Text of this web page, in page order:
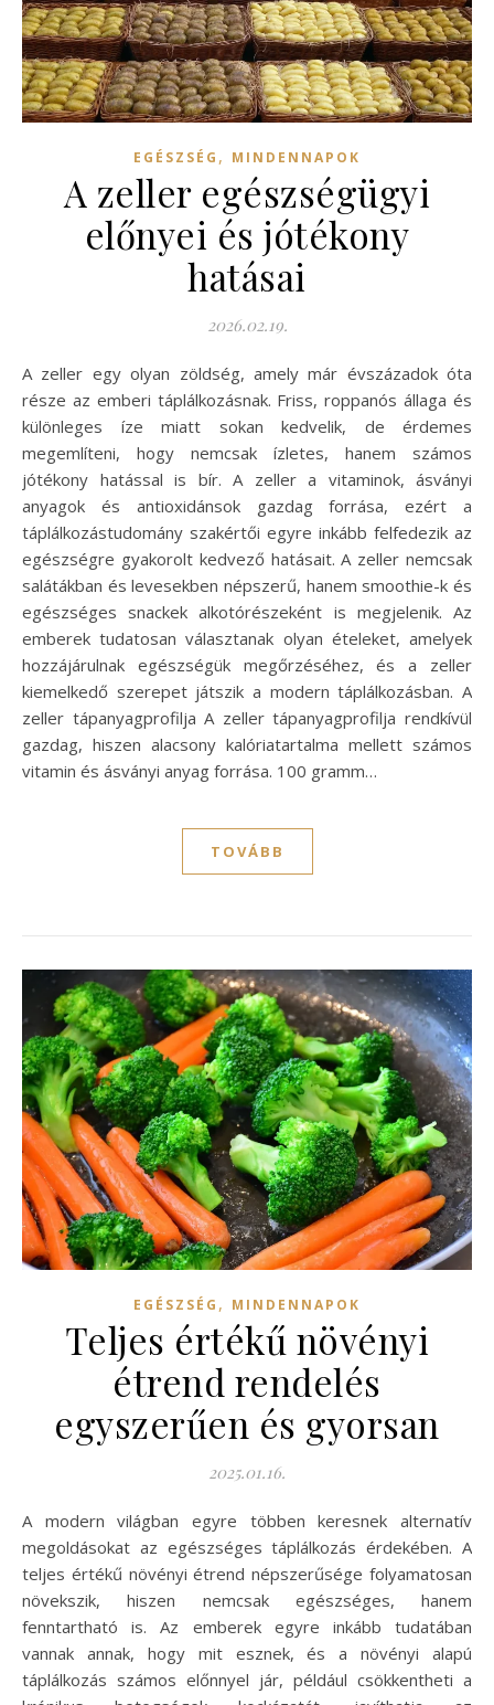
EGÉSZSÉG , MINDENNAPOK
A zeller egészségügyi
előnyei és jótékony
hatásai
2026.02.19.
A zeller egy olyan zöldség, amely már évszázadok óta
része az emberi táplálkozásnak. Friss, roppanós állaga és
különleges íze miatt sokan kedvelik, de érdemes
megemlíteni, hogy nemcsak ízletes, hanem számos
jótékony hatással is bír. A zeller a vitaminok, ásványi
anyagok és antioxidánsok gazdag forrása, ezért a
táplálkozástudomány szakértői egyre inkább felfedezik az
egészségre gyakorolt kedvező hatásait. A zeller nemcsak
salátákban és levesekben népszerű, hanem smoothie-k és
egészséges snackek alkotórészeként is megjelenik. Az
emberek tudatosan választanak olyan ételeket, amelyek
hozzájárulnak egészségük megőrzéséhez, és a zeller
kiemelkedő szerepet játszik a modern táplálkozásban. A
zeller tápanyagprofilja A zeller tápanyagprofilja rendkívül
gazdag, hiszen alacsony kalóriatartalma mellett számos
vitamin és ásványi anyag forrása. 100 gramm…
TOVÁBB
EGÉSZSÉG , MINDENNAPOK
Teljes értékű növényi
étrend rendelés
egyszerűen és gyorsan
2025.01.16.
A modern világban egyre többen keresnek alternatív
megoldásokat az egészséges táplálkozás érdekében. A
teljes értékű növényi étrend népszerűsége folyamatosan
növekszik, hiszen nemcsak egészséges, hanem
fenntartható is. Az emberek egyre inkább tudatában
vannak annak, hogy mit esznek, és a növényi alapú
táplálkozás számos előnnyel jár, például csökkentheti a